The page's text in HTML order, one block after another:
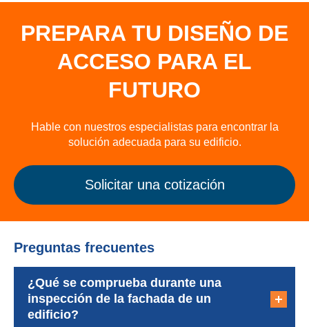
PREPARA TU DISEÑO DE
ACCESO PARA EL
FUTURO
Hable con nuestros especialistas para encontrar la
solución adecuada para su edificio.
Solicitar una cotización
Preguntas frecuentes
¿Qué se comprueba durante una
inspección de la fachada de un
edificio?